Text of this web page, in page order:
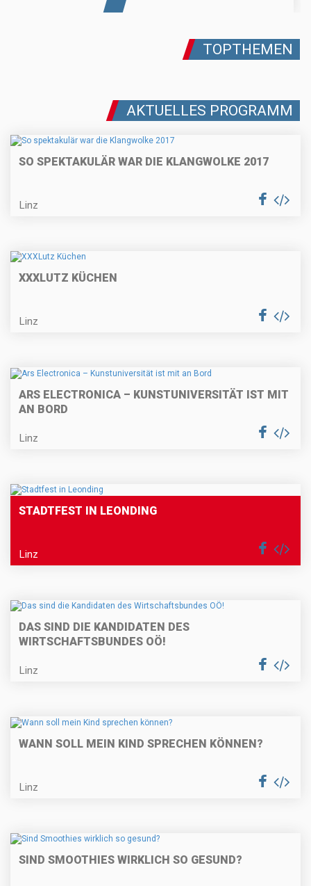
TOPTHEMEN
AKTUELLES PROGRAMM
SO SPEKTAKULÄR WAR DIE KLANGWOLKE 2017
Linz
XXXLUTZ KÜCHEN
Linz
ARS ELECTRONICA – KUNSTUNIVERSITÄT IST MIT
AN BORD
Linz
STADTFEST IN LEONDING
Linz
DAS SIND DIE KANDIDATEN DES
WIRTSCHAFTSBUNDES OÖ!
Linz
WANN SOLL MEIN KIND SPRECHEN KÖNNEN?
Linz
SIND SMOOTHIES WIRKLICH SO GESUND?